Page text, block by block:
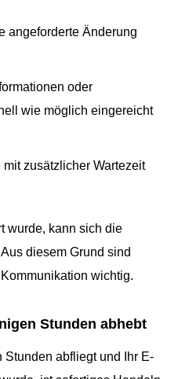
angeforderte Änderung
oder
wie möglich eingereicht
zusätzlicher Wartezeit
wurde, kann sich die
diesem Grund sind
wichtig.
Stunden abhebt
abfliegt und Ihr E-